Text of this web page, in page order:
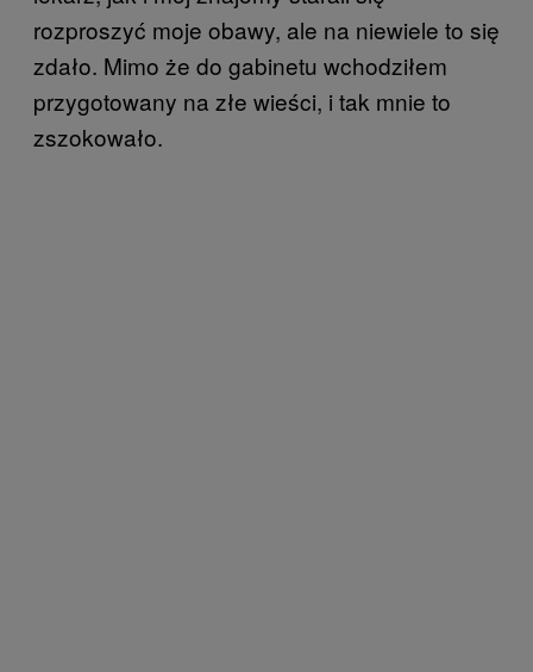
rozproszyć moje obawy, ale na niewiele to się
zdało. Mimo że do gabinetu wchodziłem
przygotowany na złe wieści, i tak mnie to
zszokowało.